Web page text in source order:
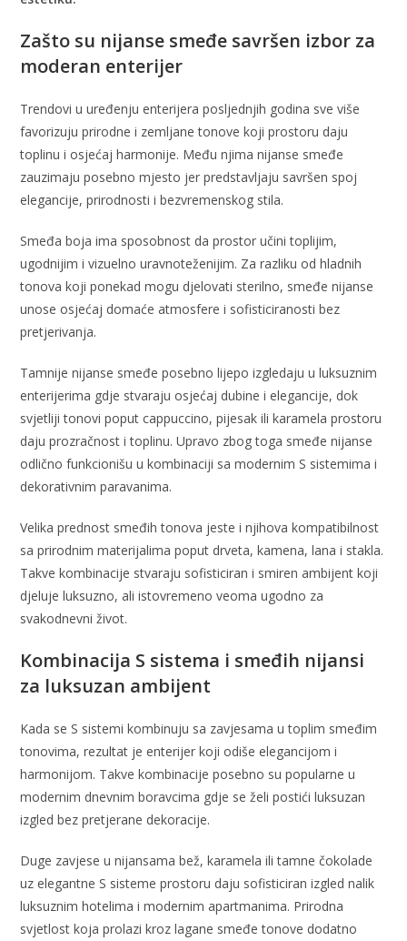
Zašto su nijanse smeđe savršen izbor za
moderan enterijer
Trendovi u uređenju enterijera posljednjih godina sve više
favorizuju prirodne i zemljane tonove koji prostoru daju
toplinu i osjećaj harmonije. Među njima nijanse smeđe
zauzimaju posebno mjesto jer predstavljaju savršen spoj
elegancije, prirodnosti i bezvremenskog stila.
Smeđa boja ima sposobnost da prostor učini toplijim,
ugodnijim i vizuelno uravnoteženijim. Za razliku od hladnih
tonova koji ponekad mogu djelovati sterilno, smeđe nijanse
unose osjećaj domaće atmosfere i sofisticiranosti bez
pretjerivanja.
Tamnije nijanse smeđe posebno lijepo izgledaju u luksuznim
enterijerima gdje stvaraju osjećaj dubine i elegancije, dok
svjetliji tonovi poput cappuccino, pijesak ili karamela prostoru
daju prozračnost i toplinu. Upravo zbog toga smeđe nijanse
odlično funkcionišu u kombinaciji sa modernim S sistemima i
dekorativnim paravanima.
Velika prednost smeđih tonova jeste i njihova kompatibilnost
sa prirodnim materijalima poput drveta, kamena, lana i stakla.
Takve kombinacije stvaraju sofisticiran i smiren ambijent koji
djeluje luksuzno, ali istovremeno veoma ugodno za
svakodnevni život.
Kombinacija S sistema i smeđih nijansi
za luksuzan ambijent
Kada se S sistemi kombinuju sa zavjesama u toplim smeđim
tonovima, rezultat je enterijer koji odiše elegancijom i
harmonijom. Takve kombinacije posebno su popularne u
modernim dnevnim boravcima gdje se želi postići luksuzan
izgled bez pretjerane dekoracije.
Duge zavjese u nijansama bež, karamela ili tamne čokolade
uz elegantne S sisteme prostoru daju sofisticiran izgled nalik
luksuznim hotelima i modernim apartmanima. Prirodna
svjetlost koja prolazi kroz lagane smeđe tonove dodatno